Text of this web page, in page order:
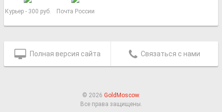
Курьер - 300 руб. Почта России
Полная версия сайта Связаться с нами
© 2026 GoldMoscow.
Все права защищены.